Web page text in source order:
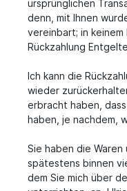
ursprünglichen
denn, mit Ihnen
vereinbart; in
Rückzahlung
Ich kann die
wieder
erbracht haben,
haben, je nachdem,
Sie haben die Waren
spätestens binnen
dem Sie mich über